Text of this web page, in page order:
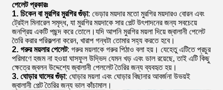
পেলেট প্রকারঃ
1. চিকেন বা মুরগির মুরগির গুঁড়া: ভেড়ার ময়দার মতো মুরগির ময়দারও বোরন এবং
ট্রেইল মিনারেল সমৃদ্ধ, যা মুরগির ময়দাকে সার পেল্ট উৎপাদনের জন্য সবচেয়ে
জনপ্রিয় একটি পছন্দ করে তোলে।যদি আপনি মুরগির ময়লা দিয়ে জ্বালানী পেলেট
তৈরি করার পরিকল্পনা করেন, খারাপ গন্ধটা তোমার সহ্য করতে হবে।
2. গরুর ময়লার পেলেট: গরুর ময়লাকে গরুর পিঠাও বলা হয়। যেহেতু এটিতে প্রচুর
পরিমাণে হজম না হওয়া ঘাসফুল উদ্ভিদ যেমন খড় এবং ডাল রয়েছে, তাই এটি কিছু
ক্ষেত্রে জ্বলন উদ্দেশ্যে জ্বালানী পেললেট তৈরির জন্য ব্যবহৃত হয়।
3. ঘোড়ার ঘাসের গুঁড়া: ঘোড়ার ময়লা এবং ঘোড়ার বিছানার আবর্জনা উভয়ই
জ্বালানী পেল্ট তৈরির জন্য ভাল কাঁচামাল।